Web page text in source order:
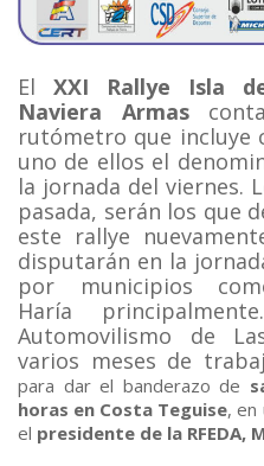
El XXI Rallye Isla
Naviera Armas
rutómetro que incluye
uno de ellos el
la jornada del viernes.
pasada, serán los que
este rallye
disputarán en la
por municipios
Haría
Automovilismo de
varios meses de
para dar el banderazo de
horas en Costa Teguise, en
el presidente de la RFEDA,